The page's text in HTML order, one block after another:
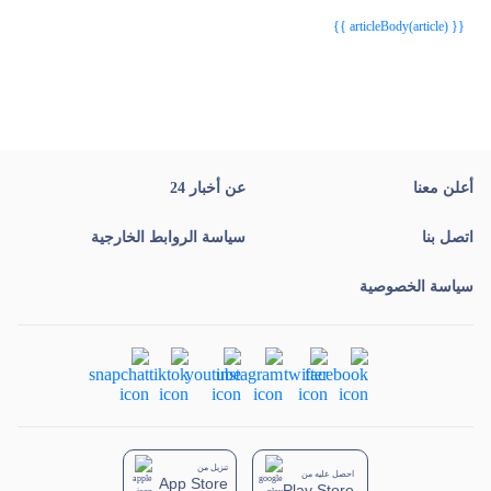
{{ articleBody(article) }}
أعلن معنا عن أخبار 24
اتصل بنا سياسة الروابط الخارجية
سياسة الخصوصية
تنزيل من
App Store
احصل عليه من